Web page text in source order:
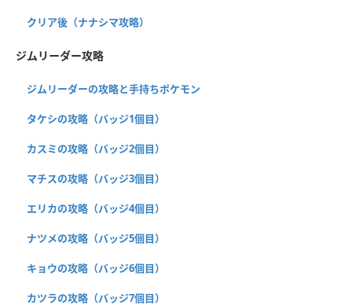
クリア後（ナナシマ攻略）
ジムリーダー攻略
ジムリーダーの攻略と手持ちポケモン
タケシの攻略（バッジ1個目）
カスミの攻略（バッジ2個目）
マチスの攻略（バッジ3個目）
エリカの攻略（バッジ4個目）
ナツメの攻略（バッジ5個目）
キョウの攻略（バッジ6個目）
カツラの攻略（バッジ7個目）